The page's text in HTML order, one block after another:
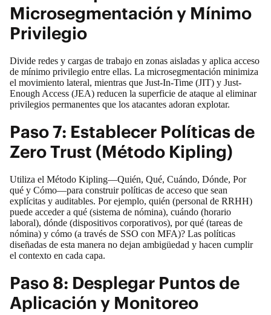
Microsegmentación y Mínimo
Privilegio
Divide redes y cargas de trabajo en zonas aisladas y aplica acceso
de mínimo privilegio entre ellas. La microsegmentación minimiza
el movimiento lateral, mientras que Just-In-Time (JIT) y Just-
Enough Access (JEA) reducen la superficie de ataque al eliminar
privilegios permanentes que los atacantes adoran explotar.
Paso 7: Establecer Políticas de
Zero Trust (Método Kipling)
Utiliza el Método Kipling—Quién, Qué, Cuándo, Dónde, Por
qué y Cómo—para construir políticas de acceso que sean
explícitas y auditables. Por ejemplo, quién (personal de RRHH)
puede acceder a qué (sistema de nómina), cuándo (horario
laboral), dónde (dispositivos corporativos), por qué (tareas de
nómina) y cómo (a través de SSO con MFA)? Las políticas
diseñadas de esta manera no dejan ambigüedad y hacen cumplir
el contexto en cada capa.
Paso 8: Desplegar Puntos de
Aplicación y Monitoreo